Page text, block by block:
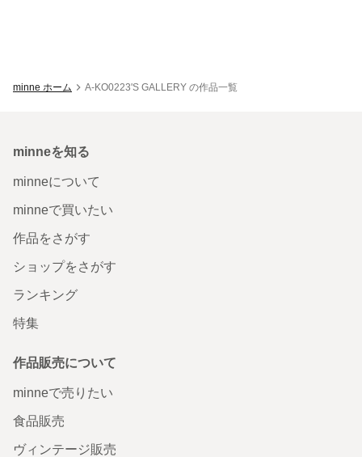
minne ホーム A-KO0223'S GALLERY の作品一覧
minneを知る
minneについて
minneで買いたい
作品をさがす
ショップをさがす
ランキング
特集
作品販売について
minneで売りたい
食品販売
ヴィンテージ販売